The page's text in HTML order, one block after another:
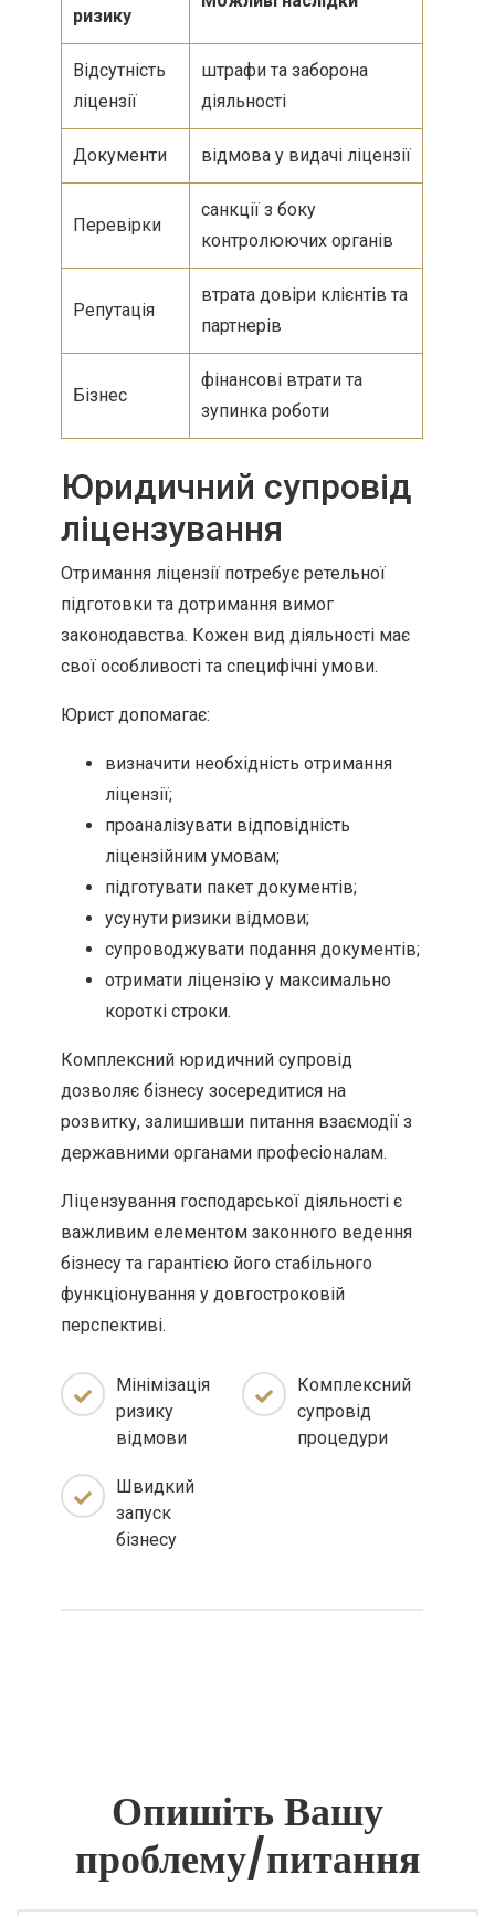
ризику
Відсутність
ліцензії
штрафи та заборона
діяльності
Документи відмова у видачі ліцензії
Перевірки
санкції з боку
контролюючих органів
Репутація
втрата довіри клієнтів та
партнерів
Бізнес
фінансові втрати та
зупинка роботи
Юридичний супровід
ліцензування
Отримання ліцензії потребує ретельної
підготовки та дотримання вимог
законодавства. Кожен вид діяльності має
свої особливості та специфічні умови.
Юрист допомагає:
визначити необхідність отримання
ліцензії;
проаналізувати відповідність
ліцензійним умовам;
підготувати пакет документів;
усунути ризики відмови;
супроводжувати подання документів;
отримати ліцензію у максимально
короткі строки.
Комплексний юридичний супровід
дозволяє бізнесу зосередитися на
розвитку, залишивши питання взаємодії з
державними органами професіоналам.
Ліцензування господарської діяльності є
важливим елементом законного ведення
бізнесу та гарантією його стабільного
функціонування у довгостроковій
перспективі.
Мінімізація
ризику
відмови
Комплексний
супровід
процедури
Швидкий
запуск
бізнесу
Опишіть Вашу
проблему/питання